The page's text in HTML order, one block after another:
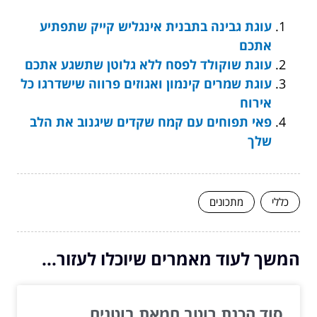
עוגת גבינה בתבנית אינגליש קייק שתפתיע
אתכם
עוגת שוקולד לפסח ללא גלוטן שתשגע אתכם
עוגת שמרים קינמון ואגוזים פרווה שישדרגו כל
אירוח
פאי תפוחים עם קמח שקדים שיגנוב את הלב
שלך
כללי מתכונים
המשך לעוד מאמרים שיוכלו לעזור...